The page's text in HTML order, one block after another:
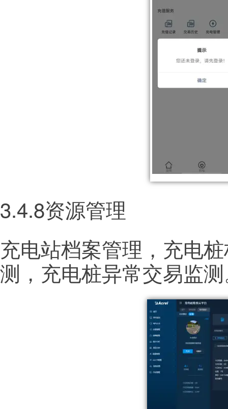
3.4.8资源管理
充电站档案管理，充电
测，充电桩异常交易监